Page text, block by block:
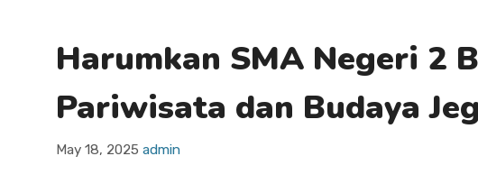
Harumkan SMA Negeri 2
Pariwisata dan Budaya
May 18, 2025 admin